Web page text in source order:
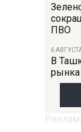
ПВО
6
В